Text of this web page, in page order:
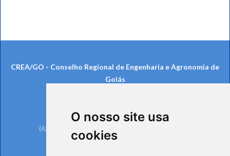
O nosso site usa
cookies
CREA/GO - Conselho Regional de Engenharia e Agronomia de
Goiás
Telefones:
(62) 3221-6200 (Goiânia e Região Metropolitana)
0800 642 6598 (Demais Localidades)